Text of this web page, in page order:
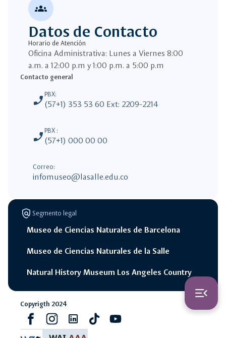
navigate_next Prueba
menu_open
opciones
rápidas
groups
Datos de Contacto
Horario de Atención
Oficina Administrativa: Lunes a Viernes 8:00
a.m. a 12:00 p.m y 1:00 p.m. a 5:00 p.m
Contacto general
phone_enabled PBX:
(57+1) 353 53 60 Ext: 2209-2214
phone_enabled PBX :
(57+1) 000 00 00
Correo:
infomuseo@lasalle.edu.co
policy Segmento legal
Museo de Ciencias Naturales de Barcelona
Museo de Ciencias Naturales de la Salle
Natural History Museum Los Angeles Country
Copyrigth 2024
FacebookInstagramLinkedinTiktokyoutube